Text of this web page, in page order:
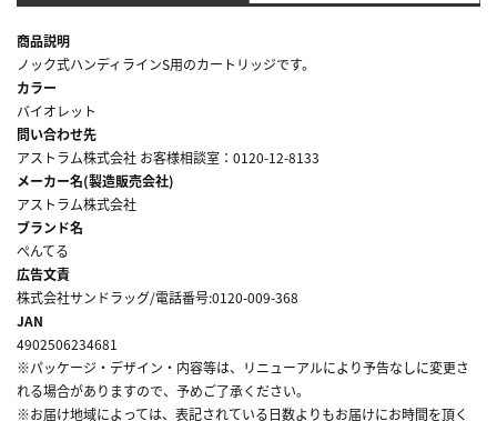
商品説明
ノック式ハンディラインS用のカートリッジです。
カラー
バイオレット
問い合わせ先
アストラム株式会社 お客様相談室：0120-12-8133
メーカー名(製造販売会社)
アストラム株式会社
ブランド名
ぺんてる
広告文責
株式会社サンドラッグ/電話番号:0120-009-368
JAN
4902506234681
※パッケージ・デザイン・内容等は、リニューアルにより予告なしに変更さ
れる場合がありますので、予めご了承ください。
※お届け地域によっては、表記されている日数よりもお届けにお時間を頂く